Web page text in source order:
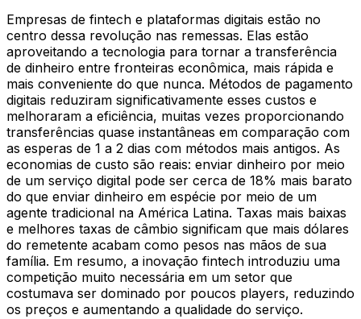
Empresas de fintech e plataformas digitais estão no
centro dessa revolução nas remessas. Elas estão
aproveitando a tecnologia para tornar a transferência
de dinheiro entre fronteiras econômica, mais rápida e
mais conveniente do que nunca. Métodos de pagamento
digitais reduziram significativamente esses custos e
melhoraram a eficiência, muitas vezes proporcionando
transferências quase instantâneas em comparação com
as esperas de 1 a 2 dias com métodos mais antigos. As
economias de custo são reais: enviar dinheiro por meio
de um serviço digital pode ser cerca de 18% mais barato
do que enviar dinheiro em espécie por meio de um
agente tradicional na América Latina. Taxas mais baixas
e melhores taxas de câmbio significam que mais dólares
do remetente acabam como pesos nas mãos de sua
família. Em resumo, a inovação fintech introduziu uma
competição muito necessária em um setor que
costumava ser dominado por poucos players, reduzindo
os preços e aumentando a qualidade do serviço.